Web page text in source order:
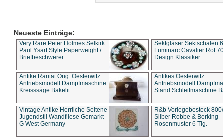
Neueste Einträge:
Very Rare Peter Holmes Selkirk
Paul Ysart Style Paperweight /
Briefbeschwerer
Sektgläser Sektschalen
Luminarc Cavalier Rot
Design Klassiker
Antike Rarität Orig. Oesterwitz
Antriebsmodell Dampfmaschine
Kreisssäge Bakelit
Antikes Oesterwitz
Antriebsmodell
Stand Schleifmaschine
Vintage Antike Herrliche Seltene
Jugendstil Wandfliese Gemarkt
G West Germany
R&b Vorlegebesteck
Silber Robbe & Berking
Rosenmuster 6 Tlg.